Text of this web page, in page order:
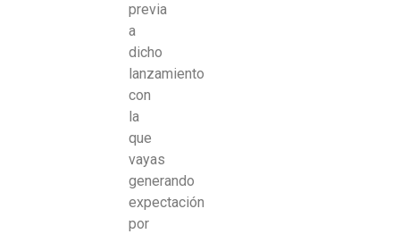
previa
a
dicho
lanzamiento
con
la
que
vayas
generando
expectación
por